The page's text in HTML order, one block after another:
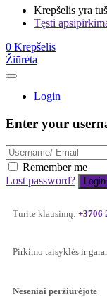
Krepšelis yra
Tęsti
0 Krepšelis
Žiūrėta
Login
Enter your
Remember me
Lost password?
Turite klausimų: +3706
Pirkimo taisyklės ir
Neseniai peržiūrėjote